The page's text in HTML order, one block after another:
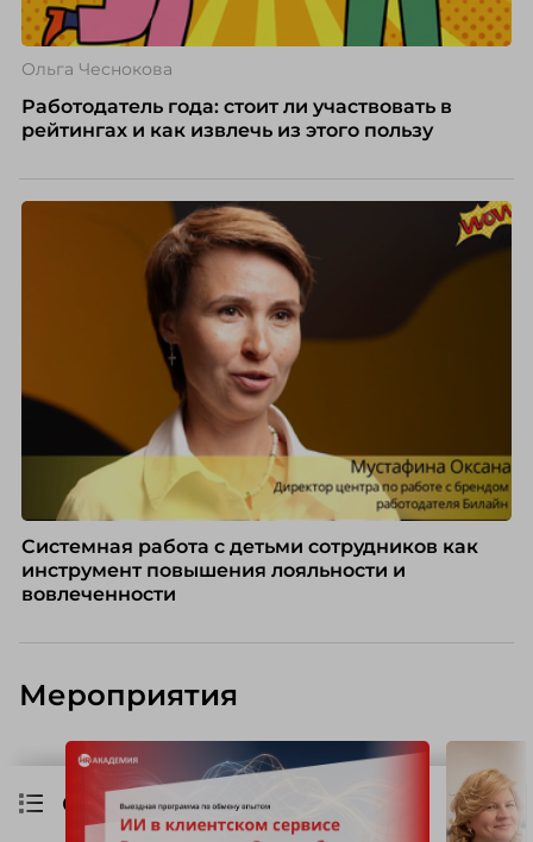
Содержание
Ольга Чеснокова
Работодатель года: стоит ли участвовать в
рейтингах и как извлечь из этого пользу
Системная работа с детьми сотрудников как
инструмент повышения лояльности и
вовлеченности
Мероприятия